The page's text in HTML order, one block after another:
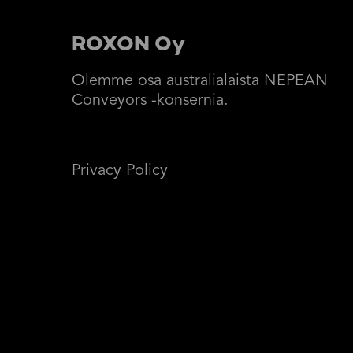
ROXON Oy
Olemme osa australialaista NEPEAN
Conveyors -konsernia.
Privacy Policy